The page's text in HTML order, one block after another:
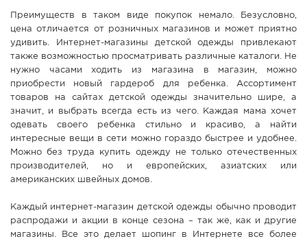
ФОТО
Преимуществ в таком виде покупок немало. Безусловно,
цена отличается от розничных магазинов и может приятно
удивить. Интернет-магазины детской одежды привлекают
также возможностью просматривать различные каталоги. Не
нужно часами ходить из магазина в магазин, можно
приобрести новый гардероб для ребенка. Ассортимент
товаров на сайтах детской одежды значительно шире, а
значит, и выбрать всегда есть из чего. Каждая мама хочет
одевать своего ребенка стильно и красиво, а найти
интересные вещи в сети можно гораздо быстрее и удобнее.
Можно без труда купить одежду не только отечественных
производителей, но и европейских, азиатских или
американских швейных домов.
Каждый интернет-магазин детской одежды обычно проводит
распродажи и акции в конце сезона – так же, как и другие
магазины. Все это делает шопинг в Интернете все более